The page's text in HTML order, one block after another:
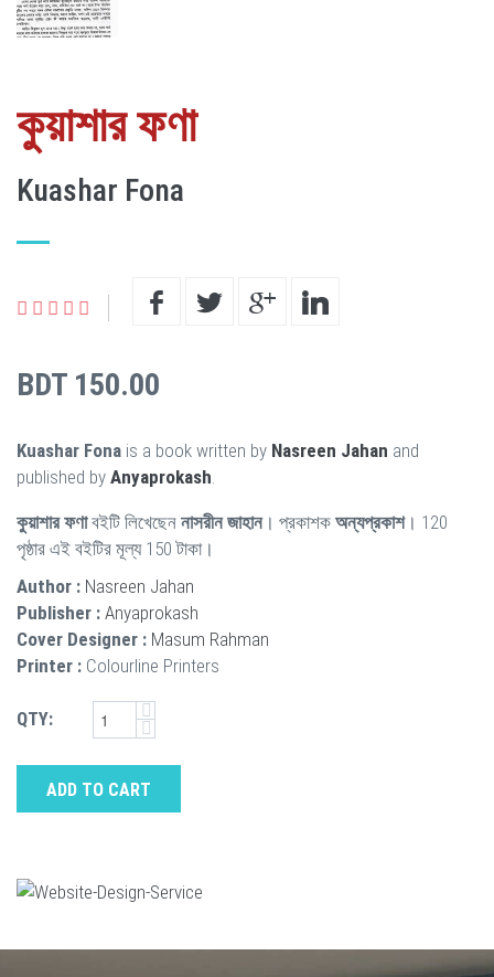
কুয়াশার ফণা
Kuashar Fona
BDT 150.00
Kuashar Fona is a book written by Nasreen Jahan and
published by Anyaprokash
কুয়াশার ফণাবইটি লিখেছেন নাসরীন জাহান। প্রকাশক অন্যপ্রকাশ। 120
পৃষ্ঠার এই বইটির মূল্য 150 টাকা।
Author : Nasreen Jahan
Publisher : Anyaprokash
Cover Designer : Masum Rahman
Printer : Colourline Printers
QTY:
ADD TO CART